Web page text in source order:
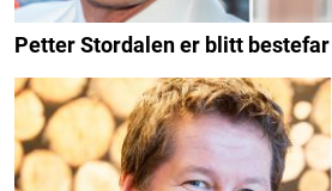
Petter Stordalen er blitt